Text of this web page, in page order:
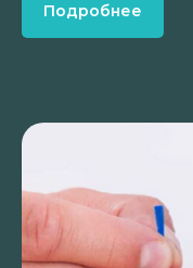
Подробнее